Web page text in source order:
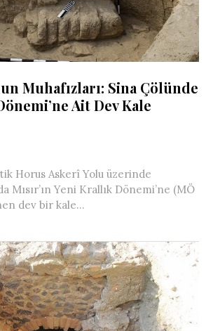
Muhafızları: Sina Çölünde
Ait Dev Kale
Horus Askerî Yolu üzerinde
Mısır’ın Yeni Krallık Dönemi’ne (MÖ
dev bir kale...